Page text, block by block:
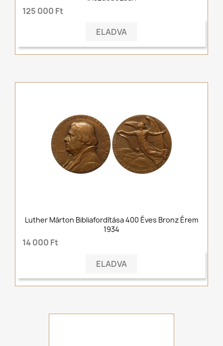
125 000 Ft
ELADVA
Luther Márton Bibliafordítása 400 Éves Bronz Érem
1934
14 000 Ft
ELADVA